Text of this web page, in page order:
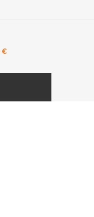
€